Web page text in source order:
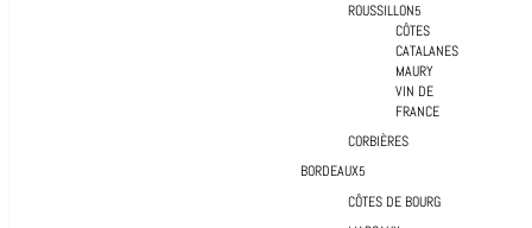
ROUSSILLON
CÔTES
CATALANES
MAURY
VIN DE
FRANCE
CORBIÈRES
BORDEAUX
CÔTES DE BOURG